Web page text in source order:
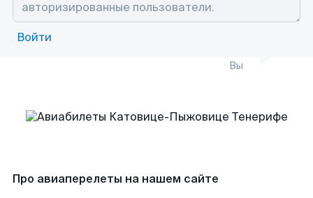
Войти
Вы
Про авиаперелеты на нашем сайте